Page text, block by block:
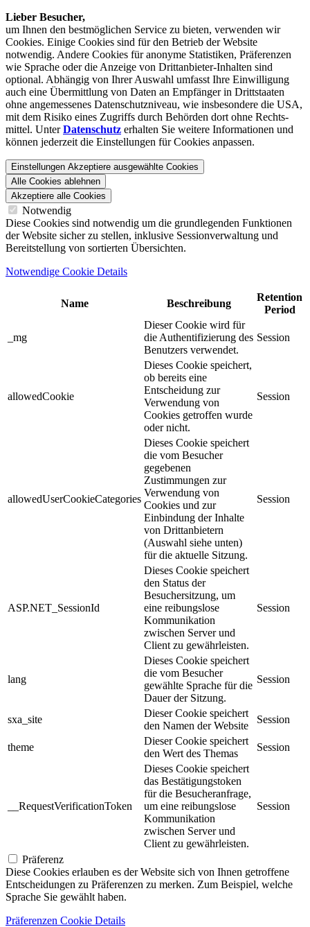
Lieber Besucher,
um Ihnen den best­möglichen Service zu bieten, verwenden wir
Cookies. Einige Cookies sind für den Betrieb der Website
notwendig. Andere Cookies für anonyme Statistiken, Präferenzen
wie Sprache oder die Anzeige von Dritt­anbieter-Inhalten sind
optional. Abhängig von Ihrer Auswahl umfasst Ihre Einwilligung
auch eine Übermittlung von Daten an Empfänger in Drittstaaten
ohne angemessenes Daten­schutz­niveau, wie insbesondere die USA,
mit dem Risiko eines Zugriffs durch Behörden dort ohne Rechts­
mittel. UnterDatenschutz erhalten Sie weitere Informationen und
können jederzeit die Einstellungen für Cookies anpassen.
Einstellungen Akzeptiere ausgewählte Cookies
Alle Cookies ablehnen
Akzeptiere alle Cookies
Notwendig
Diese Cookies sind notwendig um die grundlegenden Funktionen
der Website sicher zu stellen, inklusive Sessionverwaltung und
Bereitstellung von sortierten Übersichten.
Notwendige Cookie Details
Name Beschreibung
Retention
Period
_mg
Dieser Cookie wird für
die Authentifizierung des
Benutzers verwendet.
Session
allowedCookie
Dieses Cookie speichert,
ob bereits eine
Entscheidung zur
Verwendung von
Cookies getroffen wurde
oder nicht.
Session
allowedUserCookieCategories
Dieses Cookie speichert
die vom Besucher
gegebenen
Zustimmungen zur
Verwendung von
Cookies und zur
Einbindung der Inhalte
von Drittanbietern
(Auswahl siehe unten)
für die aktuelle Sitzung.
Session
ASP.NET_SessionId
Dieses Cookie speichert
den Status der
Besuchersitzung, um
eine reibungslose
Kommunikation
zwischen Server und
Client zu gewährleisten.
Session
lang
Dieses Cookie speichert
die vom Besucher
gewählte Sprache für die
Dauer der Sitzung.
Session
sxa_site
Dieser Cookie speichert
den Namen der Website
Session
theme
Dieser Cookie speichert
den Wert des Themas
Session
__RequestVerificationToken
Dieses Cookie speichert
das Bestätigungstoken
für die Besucheranfrage,
um eine reibungslose
Kommunikation
zwischen Server und
Client zu gewährleisten.
Session
Präferenz
Diese Cookies erlauben es der Website sich von Ihnen getroffene
Entscheidungen zu Präferenzen zu merken. Zum Beispiel, welche
Sprache Sie gewählt haben.
Präferenzen Cookie Details